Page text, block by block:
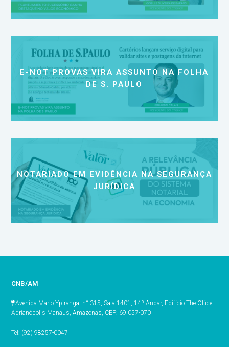
E-NOT PROVAS VIRA ASSUNTO NA FOLHA
DE S. PAULO
NOTARIADO EM EVIDÊNCIA NA SEGURANÇA
JURÍDICA
CNB/AM
Avenida Mario Ypiranga, n° 315, Sala 1401, 14º Andar, Edifício The Office,
Adrianópolis Manaus, Amazonas, CEP: 69.057-070
Tel: (92) 98257-0047